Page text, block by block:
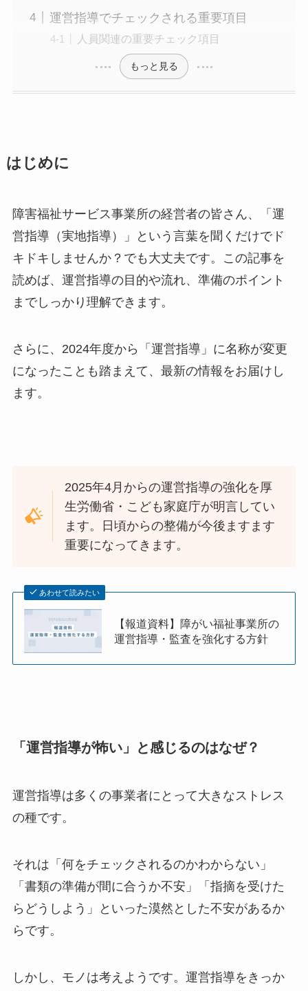
運営指導でチェックされる重要項目
人員関連の重要チェック項目
もっと見る
はじめに
障害福祉サービス事業所の経営者の皆さん、「運
営指導（実地指導）」という言葉を聞くだけでド
キドキしませんか？でも大丈夫です。この記事を
読めば、運営指導の目的や流れ、準備のポイント
までしっかり理解できます。
さらに、2024年度から「運営指導」に名称が変更
になったことも踏まえて、最新の情報をお届けし
ます。
2025年4月からの運営指導の強化を厚
生労働省・こども家庭庁が明言してい
ます。日頃からの整備が今後ますます
重要になってきます。
あわせて読みたい
【報道資料】障がい福祉事業所の
運営指導・監査を強化する方針
「運営指導が怖い」と感じるのはなぜ？
運営指導は多くの事業者にとって大きなストレス
の種です。
それは「何をチェックされるのかわからない」
「書類の準備が間に合うか不安」「指摘を受けた
らどうしよう」といった漠然とした不安があるか
らです。
しかし、モノは考えようです。運営指導をきっか